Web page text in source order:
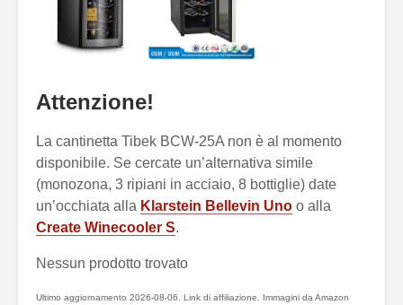
Attenzione!
La cantinetta Tibek BCW-25A non è al momento
disponibile. Se cercate un’alternativa simile
(monozona, 3 ripiani in acciaio, 8 bottiglie) date
un’occhiata alla Klarstein Bellevin Uno o alla
Create Winecooler S.
Nessun prodotto trovato
Ultimo aggiornamento 2026-08-06. Link di affiliazione. Immagini da Amazon